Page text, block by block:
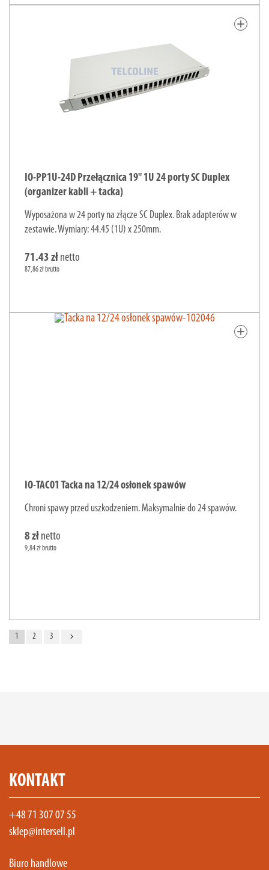
add
IO-PP1U-24D Przełącznica 19" 1U 24 porty SC Duplex
(organizer kabli + tacka)
Wyposażona w 24 porty na złącze SC Duplex. Brak adapterów w
zestawie. Wymiary: 44.45 (1U) x 250mm.
71.43 zł netto
87,86 zł brutto
add
IO-TAC01 Tacka na 12/24 osłonek spawów
Chroni spawy przed uszkodzeniem. Maksymalnie do 24 spawów.
8 zł netto
9,84 zł brutto
1 2 3 navigate_next
KONTAKT
+48 71 307 07 55
sklep@intersell.pl
Biuro handlowe